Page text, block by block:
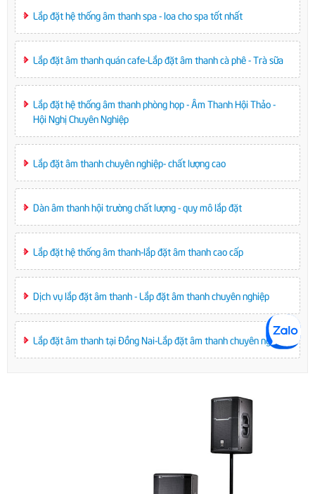
Lắp đặt hệ thống âm thanh spa - loa cho spa tốt nhất
Lắp đặt âm thanh quán cafe-Lắp đặt âm thanh cà phê - Trà sữa
Lắp đặt hệ thống âm thanh phòng họp - Âm Thanh Hội Thảo -
Hội Nghị Chuyên Nghiệp
Lắp đặt âm thanh chuyên nghiệp- chất lượng cao
Dàn âm thanh hội trường chất lượng - quy mô lắp đặt
Lắp đặt hệ thống âm thanh-lắp đặt âm thanh cao cấp
Dịch vụ lắp đặt âm thanh - Lắp đặt âm thanh chuyên nghiệp
Lắp đặt âm thanh tại Đồng Nai-Lắp đặt âm thanh chuyên nghiệp